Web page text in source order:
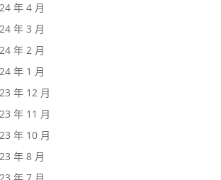
年 4 月
年 3 月
年 2 月
年 1 月
年 12 月
年 11 月
年 10 月
年 8 月